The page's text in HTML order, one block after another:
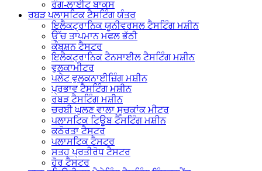
ਰੰਗ-ਲਾਈਟ ਬਾਕਸ
ਰਬੜ ਪਲਾਸਟਿਕ ਟੈਸਟਿੰਗ ਯੰਤਰ
ਇਲੈਕਟ੍ਰਾਨਿਕ ਯੂਨੀਵਰਸਲ ਟੈਸਟਿੰਗ ਮਸ਼ੀਨ
ਉੱਚ ਤਾਪਮਾਨ ਮਫਲ ਭੱਠੀ
ਕੰਬਸ਼ਨ ਟੈਸਟਰ
ਇਲੈਕਟ੍ਰਾਨਿਕ ਟੈਨਸਾਈਲ ਟੈਸਟਿੰਗ ਮਸ਼ੀਨ
ਵੁਲਕਾਮੀਟਰ
ਪਲੇਟ ਵੁਲਕਨਾਈਜ਼ਿੰਗ ਮਸ਼ੀਨ
ਪ੍ਰਭਾਵ ਟੈਸਟਿੰਗ ਮਸ਼ੀਨ
ਰਬੜ ਟੈਸਟਿੰਗ ਮਸ਼ੀਨ
ਚਰਬੀ ਘੁਲਣ ਵਾਲਾ ਸੂਚਕਾਂਕ ਮੀਟਰ
ਪਲਾਸਟਿਕ ਟਿਊਬ ਟੈਸਟਿੰਗ ਮਸ਼ੀਨ
ਕਠੋਰਤਾ ਟੈਸਟਰ
ਪਲਾਸਟਿਕ ਟੈਸਟਰ
ਸਤਹ ਪ੍ਰਤੀਰੋਧ ਟੈਸਟਰ
ਹੋਰ ਟੈਸਟਰ